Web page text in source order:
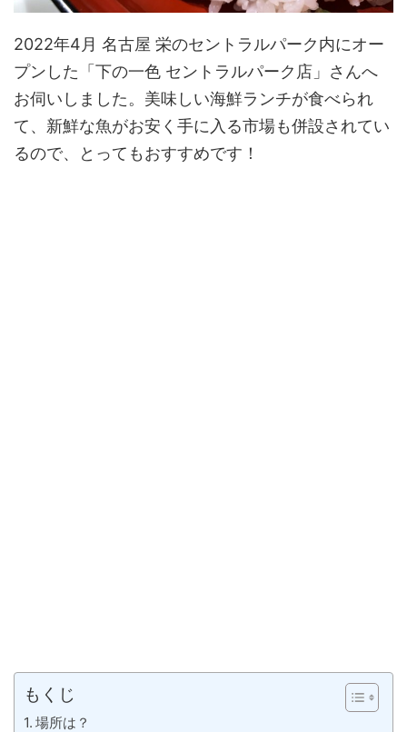
2022年4月 名古屋 栄のセントラルパーク内にオー
プンした「下の一色 セントラルパーク店」さんへ
お伺いしました。美味しい海鮮ランチが食べられ
て、新鮮な魚がお安く手に入る市場も併設されてい
るので、とってもおすすめです！
もくじ
場所は？